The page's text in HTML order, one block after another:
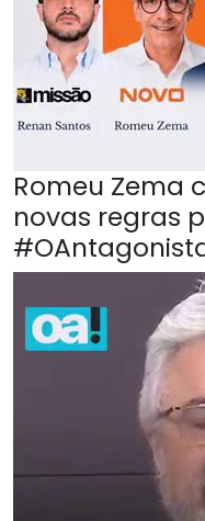
Romeu Zema
novas regras